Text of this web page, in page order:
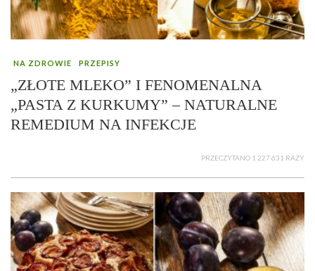
NA ZDROWIE PRZEPISY
„ZŁOTE MLEKO” I FENOMENALNA
„PASTA Z KURKUMY” – NATURALNE
REMEDIUM NA INFEKCJE
PRZECZYTANO 1 227 631 RAZY